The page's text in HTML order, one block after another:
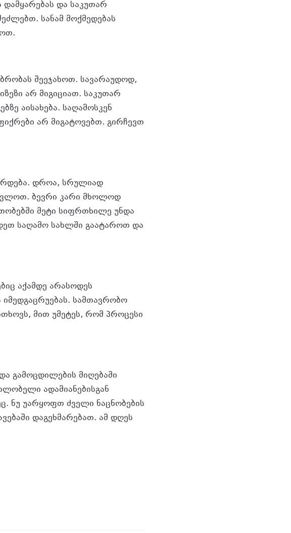
და საკუთარ
სანამ მოქმედებას
შეეჯახოთ. სავარაუდოდ,
არ მიგიციათ. საკუთარ
აისახება. საღამოსკენ
არ მიგატოვებთ. გირჩევთ
დროა, სრულიად
ბევრი კარი მხოლოდ
მეტი სიფრთხილე უნდა
საღამო სახლში გაატაროთ და
აქამდე არასოდეს
იმედგაცრუებას. სამთავრობო
მით უმეტეს, რომ პროცესი
გამოცდილების მიღებაში
ადამიანებისგან
ნუ უარყოფთ ძველი ნაცნობების
დაგეხმარებათ. ამ დღეს